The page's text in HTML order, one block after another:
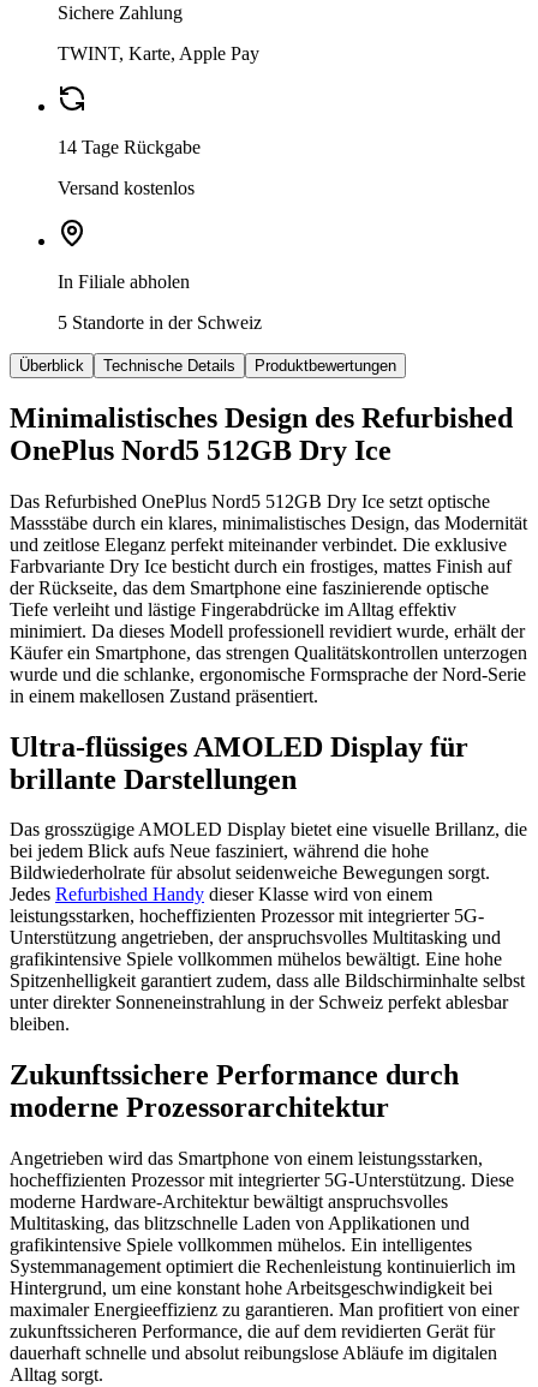
Sichere Zahlung
TWINT, Karte, Apple Pay
14 Tage Rückgabe
Versand kostenlos
In Filiale abholen
5 Standorte in der Schweiz
Überblick Technische Details Produktbewertungen
Minimalistisches Design des Refurbished
OnePlus Nord5 512GB Dry Ice
Das Refurbished OnePlus Nord5 512GB Dry Ice setzt optische
Massstäbe durch ein klares, minimalistisches Design, das Modernität
und zeitlose Eleganz perfekt miteinander verbindet. Die exklusive
Farbvariante Dry Ice besticht durch ein frostiges, mattes Finish auf
der Rückseite, das dem Smartphone eine faszinierende optische
Tiefe verleiht und lästige Fingerabdrücke im Alltag effektiv
minimiert. Da dieses Modell professionell revidiert wurde, erhält der
Käufer ein Smartphone, das strengen Qualitätskontrollen unterzogen
wurde und die schlanke, ergonomische Formsprache der Nord-Serie
in einem makellosen Zustand präsentiert.
Ultra-flüssiges AMOLED Display für
brillante Darstellungen
Das grosszügige AMOLED Display bietet eine visuelle Brillanz, die
bei jedem Blick aufs Neue fasziniert, während die hohe
Bildwiederholrate für absolut seidenweiche Bewegungen sorgt.
Jedes Refurbished Handy dieser Klasse wird von einem
leistungsstarken, hocheffizienten Prozessor mit integrierter 5G-
Unterstützung angetrieben, der anspruchsvolles Multitasking und
grafikintensive Spiele vollkommen mühelos bewältigt. Eine hohe
Spitzenhelligkeit garantiert zudem, dass alle Bildschirminhalte selbst
unter direkter Sonneneinstrahlung in der Schweiz perfekt ablesbar
bleiben.
Zukunftssichere Performance durch
moderne Prozessorarchitektur
Angetrieben wird das Smartphone von einem leistungsstarken,
hocheffizienten Prozessor mit integrierter 5G-Unterstützung. Diese
moderne Hardware-Architektur bewältigt anspruchsvolles
Multitasking, das blitzschnelle Laden von Applikationen und
grafikintensive Spiele vollkommen mühelos. Ein intelligentes
Systemmanagement optimiert die Rechenleistung kontinuierlich im
Hintergrund, um eine konstant hohe Arbeitsgeschwindigkeit bei
maximaler Energieeffizienz zu garantieren. Man profitiert von einer
zukunftssicheren Performance, die auf dem revidierten Gerät für
dauerhaft schnelle und absolut reibungslose Abläufe im digitalen
Alltag sorgt.